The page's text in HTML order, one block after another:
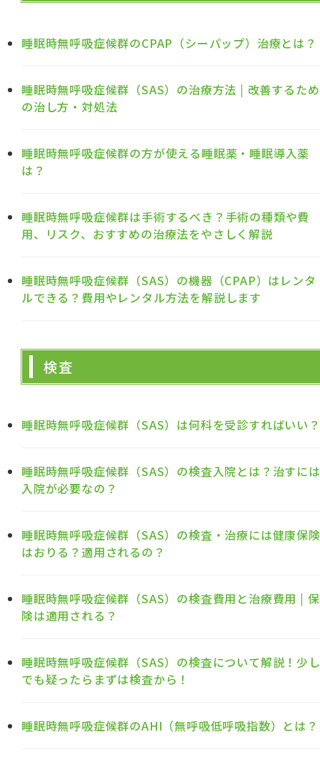
睡眠時無呼吸症候群のCPAP（シーパップ）治療とは？
睡眠時無呼吸症候群（SAS）の治療方法 | 改善するため
の治し方・対処法
睡眠時無呼吸症候群の方が使える睡眠薬・睡眠導入薬
は？
睡眠時無呼吸症候群は手術するべき？手術の種類や費
用、リスク、おすすめの治療法をやさしく解説
睡眠時無呼吸症候群（SAS）の機器（CPAP）はレンタ
ルできる？費用やレンタル方法を解説します
検査
睡眠時無呼吸症候群（SAS）は何科を受診すればいい？
睡眠時無呼吸症候群（SAS）の検査入院とは？治すには
入院が必要なの？
睡眠時無呼吸症候群（SAS）の検査・治療には健康保険
はおりる？適用されるの？
睡眠時無呼吸症候群（SAS）の検査費用と治療費用 | 保
険は適用される？
睡眠時無呼吸症候群（SAS）の検査について解説！少し
でも疑ったらまずは検査から！
睡眠時無呼吸症候群のAHI（無呼吸低呼吸指数）とは？